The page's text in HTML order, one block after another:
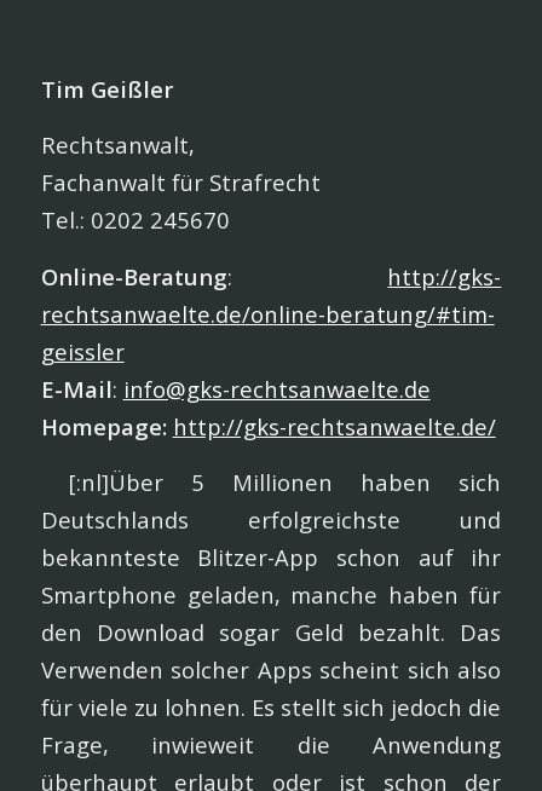
Tim Geißler
Rechtsanwalt,
Fachanwalt für Strafrecht
Tel.: 0202 245670
Online-Beratung: http://gks-
rechtsanwaelte.de/online-beratung/#tim-
geissler
E-Mail: info@gks-rechtsanwaelte.de
Homepage: http://gks-rechtsanwaelte.de/
[:nl]Über 5 Millionen haben sich
Deutschlands erfolgreichste und
bekannteste Blitzer-App schon auf ihr
Smartphone geladen, manche haben für
den Download sogar Geld bezahlt. Das
Verwenden solcher Apps scheint sich also
für viele zu lohnen. Es stellt sich jedoch die
Frage, inwieweit die Anwendung
überhaupt erlaubt oder ist schon der